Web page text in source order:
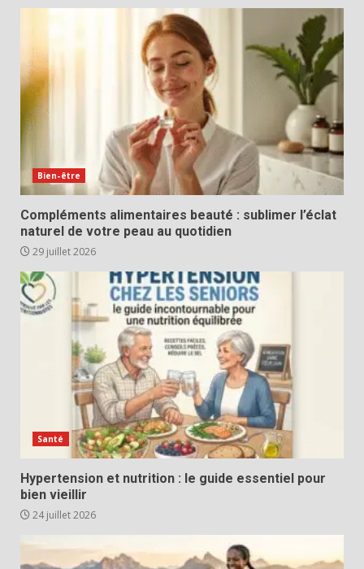
Bien-être
Compléments alimentaires beauté : sublimer l’éclat
naturel de votre peau au quotidien
29 juillet 2026
Santé
Hypertension et nutrition : le guide essentiel pour
bien vieillir
24 juillet 2026